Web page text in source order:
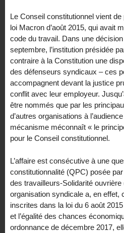
Le Conseil constitutionnel vient
loi Macron d’août 2015, qui avait
code du travail. Dans une
septembre, l’institution présidée
contraire à la Constitution une
des défenseurs syndicaux – ces
accompagnent devant la justice
conflit avec leur employeur.
être nommés que par les
d’autres organisations à
mécanisme méconnaît « le
pour le Conseil constitutionnel.
L’affaire est consécutive à une
constitutionnalité (QPC) posée
des travailleurs-Solidarité
organisation syndicale a, en effet,
inscrites dans la loi du 6 août
et l’égalité des chances
ordonnance de décembre 2017,